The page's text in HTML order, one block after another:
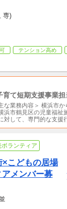
専)
テンション高め
て短期支援事業担
な業務内容＞ 横浜市
浜市鶴見区の児童福祉
して、専門的な支援
ボランティア
×こどもの居場
メンバー募